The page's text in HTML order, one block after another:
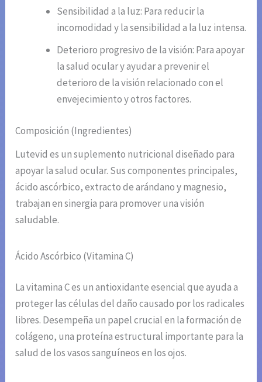
Sensibilidad a la luz: Para reducir la
incomodidad y la sensibilidad a la luz intensa.
Deterioro progresivo de la visión: Para apoyar
la salud ocular y ayudar a prevenir el
deterioro de la visión relacionado con el
envejecimiento y otros factores.
Composición (Ingredientes)
Lutevid es un suplemento nutricional diseñado para
apoyar la salud ocular. Sus componentes principales,
ácido ascórbico, extracto de arándano y magnesio,
trabajan en sinergia para promover una visión
saludable.
Ácido Ascórbico (Vitamina C)
La vitamina C es un antioxidante esencial que ayuda a
proteger las células del daño causado por los radicales
libres. Desempeña un papel crucial en la formación de
colágeno, una proteína estructural importante para la
salud de los vasos sanguíneos en los ojos.